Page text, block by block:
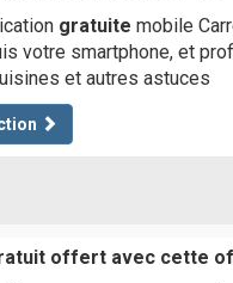
gratuite mobile
votre smartphone, et
et autres astuces
offert avec cette